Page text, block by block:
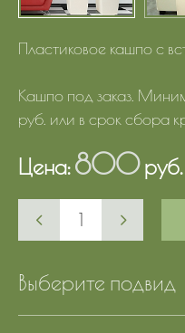
Пластиковое кашпо с
Кашпо под заказ.
руб. или в срок сбора
Цена:800руб.
Выберите подвид